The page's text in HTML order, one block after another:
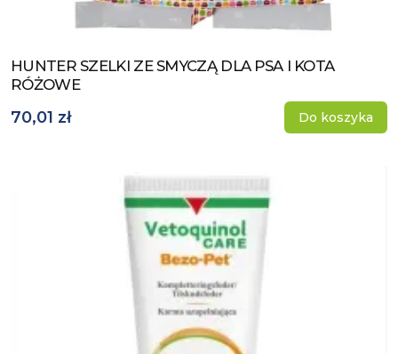
Zobacz produkt
HUNTER SZELKI ZE SMYCZĄ DLA PSA I KOTA
RÓŻOWE
70,01 zł Do koszyka